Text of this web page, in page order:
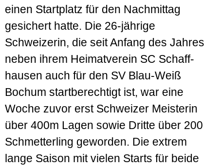
einen Start­platz für den Nachmittag
gesichert hatte. Die 26-jährige
Schweizerin, die seit Anfang des Jahres
neben ihrem Heimat­verein SC Schaff­
hausen auch für den SV Blau-Weiß
Bochum start­berechtigt ist, war eine
Woche zuvor erst Schweizer Meisterin
über 400m Lagen sowie Dritte über 200
Schmetter­ling geworden. Die extrem
lange Saison mit vielen Starts für beide